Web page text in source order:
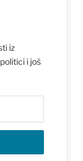
iz
i još